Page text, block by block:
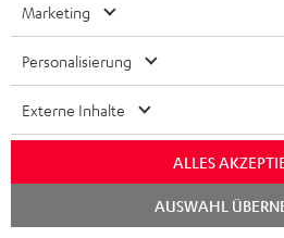
„… ein sehr
Marketing
Personalisierung
Externe Inhalte
ALLES
AUSWAHL